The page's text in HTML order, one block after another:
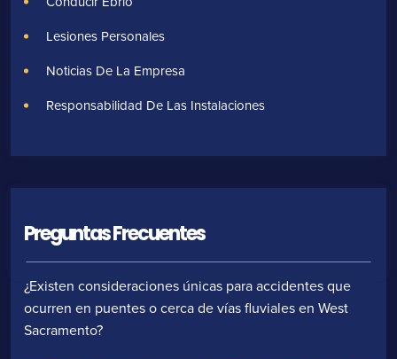
Lesiones Personales
Noticias De La Empresa
Responsabilidad De Las Instalaciones
Preguntas Frecuentes
¿Existen consideraciones únicas para accidentes que
ocurren en puentes o cerca de vías fluviales en West
Sacramento?